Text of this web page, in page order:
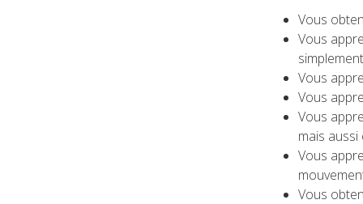
Vous
Vous
Vous
Vous
Vous
mais
Vous
Vous